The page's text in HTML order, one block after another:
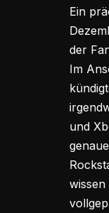
Ein
der
Im
und